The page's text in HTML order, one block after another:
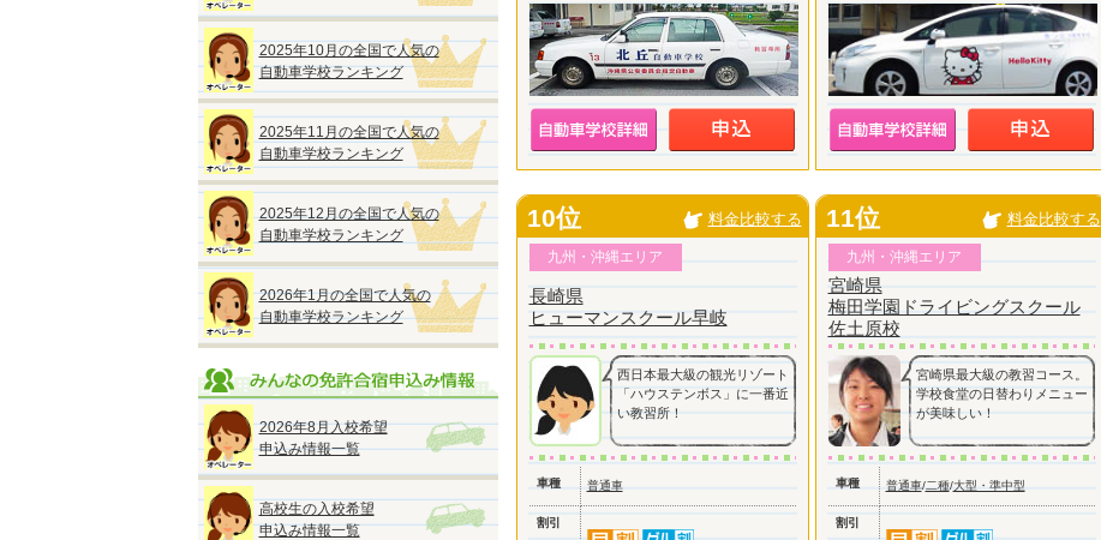
2025年10月の全国で人気の
自動車学校ランキング
2025年11月の全国で人気の
自動車学校ランキング
2025年12月の全国で人気の
自動車学校ランキング
2026年1月の全国で人気の
自動車学校ランキング
2026年8月入校希望
申込み情報一覧
高校生の入校希望
申込み情報一覧
10位 料金比較する
九州・沖縄エリア
長崎県
ヒューマンスクール早岐
西日本最大級の観光リゾート
「ハウステンボス」に一番近
い教習所！
車種 普通車
割引
11位 料金比較する
九州・沖縄エリア
宮崎県
梅田学園ドライビングスクール
佐土原校
宮崎県最大級の教習コース。
学校食堂の日替わりメニュー
が美味しい！
車種 普通車/二種/大型・準中型
割引